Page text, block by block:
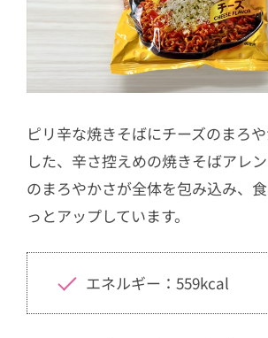
ピリ辛な焼きそばにチーズのまろ
した、辛さ控えめの焼きそばアレ
のまろやかさが全体を包み込み、
っとアップしています。
エネルギー：559kcal